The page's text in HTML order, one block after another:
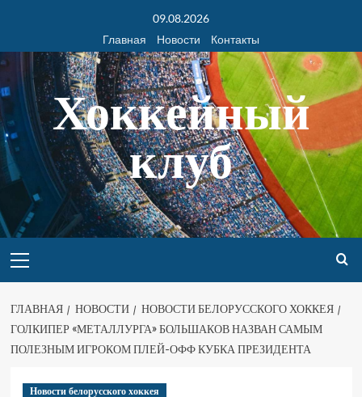
09.08.2026
Главная
Новости Контакты
Хоккейный
клуб
ГЛАВНАЯ НОВОСТИ
НОВОСТИ БЕЛОРУССКОГО ХОККЕЯ
ГОЛКИПЕР «МЕТАЛЛУРГА» БОЛЬШАКОВ НАЗВАН САМЫМ
ПОЛЕЗНЫМ ИГРОКОМ ПЛЕЙ-ОФФ КУБКА ПРЕЗИДЕНТА
Новости белорусского хоккея